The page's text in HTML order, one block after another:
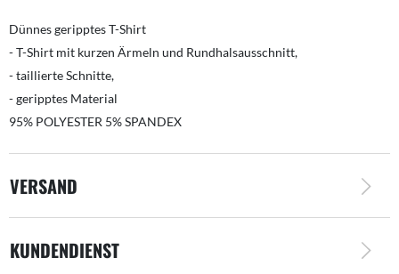
Dünnes geripptes T-Shirt
- T-Shirt mit kurzen Ärmeln und Rundhalsausschnitt,
- taillierte Schnitte,
- geripptes Material
95% POLYESTER 5% SPANDEX
VERSAND
KUNDENDIENST